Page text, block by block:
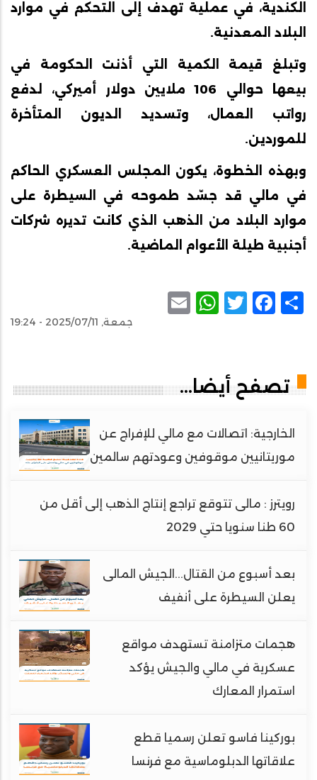
الكندية، في عملية تهدف إلى التحكم في موارد
البلاد المعدنية.
وتبلغ قيمة الكمية التي أذنت الحكومة في
بيعها حوالي 106 ملايين دولار أميركي، لدفع
رواتب العمال، وتسديد الديون المتأخرة
للموردين.
وبهذه الخطوة، يكون المجلس العسكري الحاكم
في مالي قد جسّد طموحه في السيطرة على
موارد البلاد من الذهب الذي كانت تديره شركات
أجنبية طيلة الأعوام الماضية.
Share
Facebook
Twitter
WhatsApp
جمعة, 2025/07/11 - 19:24
تصفح أيضا...
الخارجية: اتصالات مع مالي للإفراج عن
موريتانيين موقوفين وعودتهم سالمين
رويترز : مالى تتوقع تراجع إنتاج الذهب إلى أقل من
60 طنا سنويا حتي 2029
بعد أسبوع من القتال...الجيش المالى
يعلن السيطرة على أنفيف
هجمات متزامنة تستهدف مواقع
عسكرية في مالي والجيش يؤكد
استمرار المعارك
بوركينا فاسو تعلن رسميا قطع
علاقاتها الدبلوماسية مع فرنسا